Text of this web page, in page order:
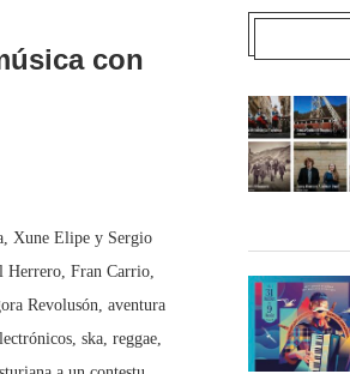
con
Xune Elipe y Sergio
Herrero, Fran Carrio,
Revolusón, aventura
ska, reggae,